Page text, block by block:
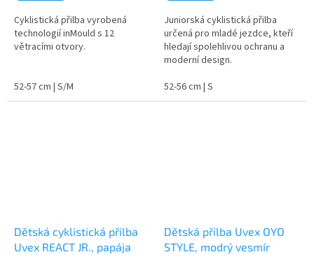
Cyklistická přilba vyrobená
technologií inMould s 12
větracími otvory.
52-57 cm | S/M
Juniorská cyklistická přilba
určená pro mladé jezdce, kteří
hledají spolehlivou ochranu a
moderní design.
52-56 cm | S
Dětská cyklistická přilba
Uvex REACT JR., papája
Dětská přilba Uvex OYO
STYLE, modrý vesmír